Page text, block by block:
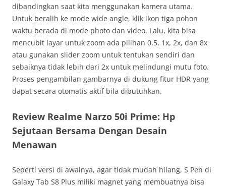
dibandingkan saat kita menggunakan kamera utama.
Untuk beralih ke mode wide angle, klik ikon tiga pohon
waktu berada di mode photo dan video. Lalu, kita bisa
mencubit layar untuk zoom ada pilihan 0,5, 1x, 2x, dan 8x
atau gunakan slider zoom untuk tentukan sendiri dan
sebaiknya tidak lebih dari 2x untuk melindungi mutu foto.
Proses pengambilan gambarnya di dukung fitur HDR yang
dapat secara otomatis aktif bila dibutuhkan.
Review Realme Narzo 50i Prime: Hp
Sejutaan Bersama Dengan Desain
Menawan
Seperti versi di awalnya, agar tidak mudah hilang, S Pen di
Galaxy Tab S8 Plus miliki magnet yang membuatnya bisa